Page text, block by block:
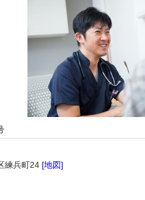
練兵町24 [地図]